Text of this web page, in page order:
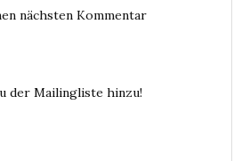
nächsten Kommentar
der Mailingliste hinzu!